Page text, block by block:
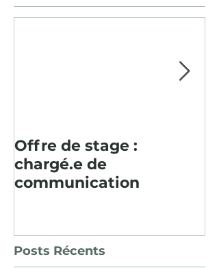
Offre de stage :
chargé.e de
communication
Posts Récents